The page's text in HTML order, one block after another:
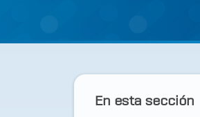
En esta sección